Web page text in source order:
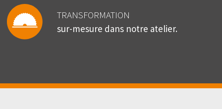
TRANSFORMATION
sur-mesure dans notre atelier.